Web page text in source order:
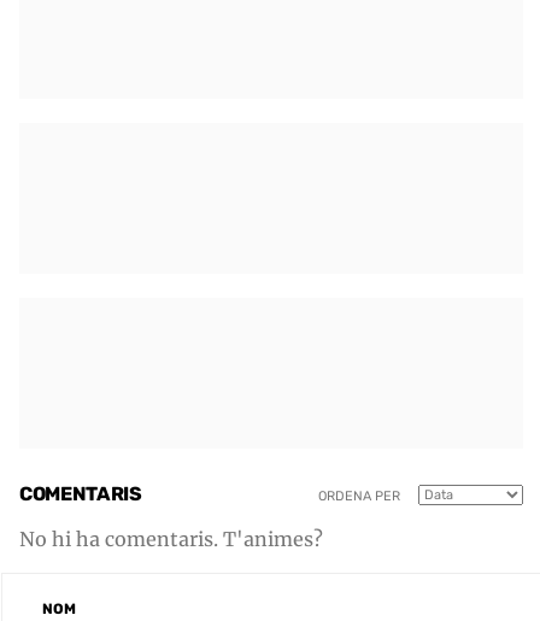
COMENTARIS ORDENA PER
No hi ha comentaris. T'animes?
NOM